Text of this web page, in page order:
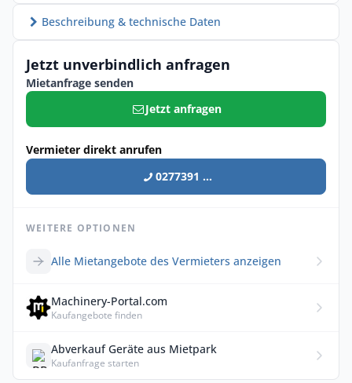
Beschreibung & technische Daten
Jetzt unverbindlich anfragen
Mietanfrage senden
Jetzt anfragen
Vermieter direkt anrufen
0277391 ...
WEITERE OPTIONEN
Alle Mietangebote des Vermieters anzeigen
Machinery-Portal.com
Kaufangebote finden
Abverkauf Geräte aus Mietpark
Kaufanfrage starten